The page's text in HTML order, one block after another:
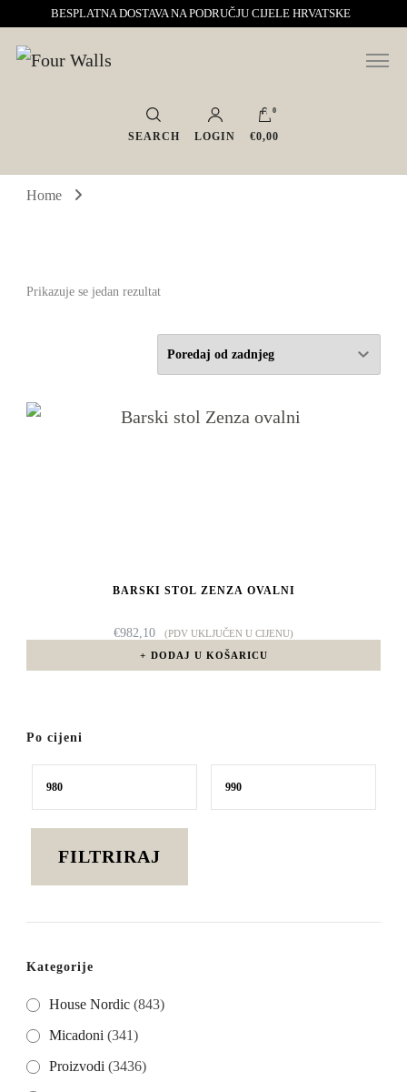
BESPLATNA DOSTAVA NA PODRUČJU CIJELE HRVATSKE
Four Walls
Sve za interijer po Vašoj mjeri. Salon namještaja, dekoracije i rasvjete.
Interijeri s karakterom
SEARCH LOGIN
0
€0,00
Home
Prikazuje se jedan rezultat
BARSKI STOL ZENZA OVALNI
€982,10
(PDV UKLJUČEN U CIJENU)
DODAJ U KOŠARICU
Po cijeni
Min Maks
FILTRIRAJ
Kategorije
House Nordic (843)
Micadoni (341)
Proizvodi (3436)